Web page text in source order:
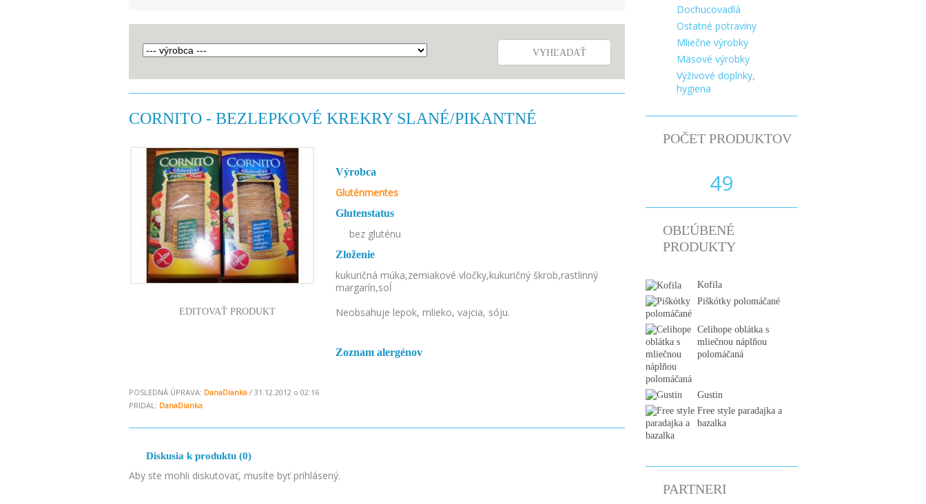
VYHĽADAŤ
CORNITO - BEZLEPKOVÉ KREKRY SLANÉ/PIKANTNÉ
EDITOVAŤ PRODUKT
Výrobca
Gluténmentes
Glutenstatus
bez gluténu
Zloženie
kukuričná múka,zemiakové vločky,kukuričný škrob,rastlinný
margarín,soĺ
Neobsahuje lepok, mlieko, vajcia, sóju.
Zoznam alergénov
POSLEDNÁ ÚPRAVA: DanaDianka / 31.12.2012 o 02:16
PRIDAL: DanaDianka
Diskusia k produktu (0)
Aby ste mohli diskutovať, musíte byť prihlásený.
Dochucovadlá
Ostatné potraviny
Mliečne výrobky
Mäsové výrobky
Výživové doplnky,
hygiena
POČET PRODUKTOV
49
OBĽÚBENÉ
PRODUKTY
Kofila
Piškótky polomáčané
Celihope oblátka s
mliečnou náplňou
polomáčaná
Gustin
Free style paradajka a
bazalka
PARTNERI